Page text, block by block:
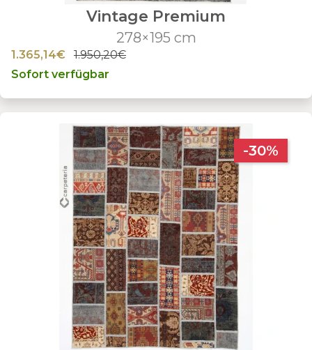
Vintage Premium
278×195 cm
1.365,14€
1.950,20€
Sofort verfügbar
-30%